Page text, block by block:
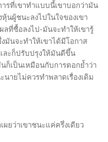
รที่เขาทำแบบนี้เขาบอกว่ามัน
นผู้ชนะลงไปในใจของเขา
ที่ซื้อลงไป-มันจะทำให้เขารู้
มันจะทำให้เขาได้มีโอกาส
ะก็ปรับปรุงให้มันดีขึ้น
ก็เป็นเหมือนกับการตอกย้ำว่า
ายไม่ควรทำพลาดเรื่องเดิม
ยว่าเขาชนะแค่ครึ่งเดียว